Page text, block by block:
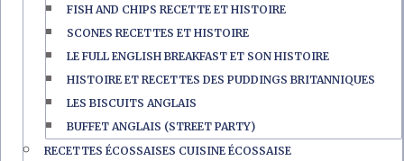
FISH AND CHIPS RECETTE ET HISTOIRE
SCONES RECETTES ET HISTOIRE
LE FULL ENGLISH BREAKFAST ET SON HISTOIRE
HISTOIRE ET RECETTES DES PUDDINGS BRITANNIQUES
LES BISCUITS ANGLAIS
BUFFET ANGLAIS (STREET PARTY)
RECETTES ÉCOSSAISES CUISINE ÉCOSSAISE